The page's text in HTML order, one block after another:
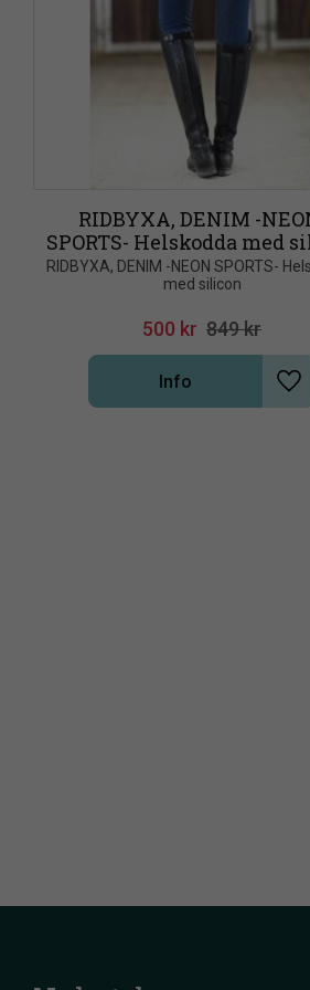
RIDBYXA, DENIM -
SPORTS- Helskodda med
RIDBYXA, DENIM -NEON SPORTS-
med silicon
500 kr 849kr
Info